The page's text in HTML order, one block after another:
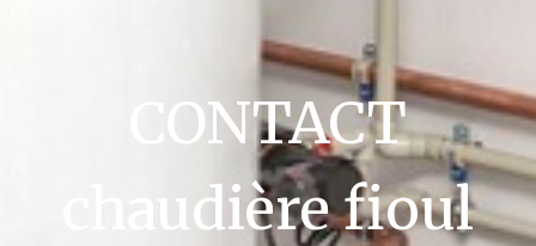
CONTACT
chaudière fioul